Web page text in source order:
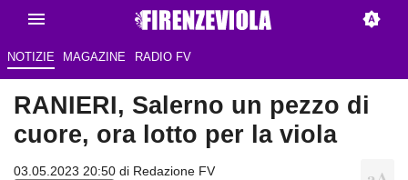
NOTIZIE MAGAZINE RADIO FV
RANIERI, Salerno un pezzo di
cuore, ora lotto per la viola
03.05.2023 20:50 di Redazione FV